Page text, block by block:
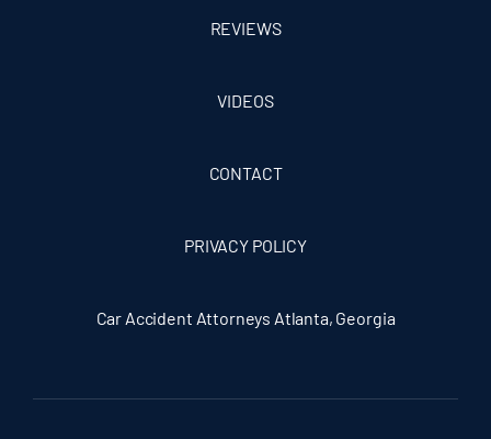
REVIEWS
VIDEOS
CONTACT
PRIVACY POLICY
Car Accident Attorneys Atlanta, Georgia